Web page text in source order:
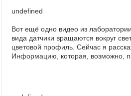
undefined
Вот ещё одно видео из
вида датчики вращаются вокруг
цветовой профиль. Сейчас я
Информацию, которая, возможно,